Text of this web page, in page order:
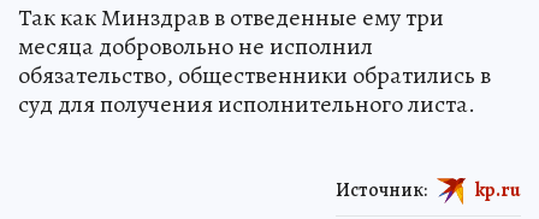
Так как Минздрав в отведенные ему три
месяца добровольно не исполнил
обязательство, общественники обратились в
суд для получения исполнительного листа.
Источник: kp.ru